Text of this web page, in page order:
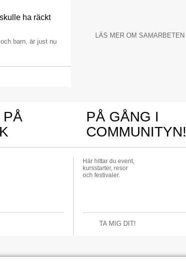
ha räckt
barn, är just nu
LÄS MER OM SAMARBETEN
PÅ
PÅ GÅNG I
COMMUNITYN!
Här hittar du event,
kursstarter, resor
och festivaler.
TA MIG DIT!